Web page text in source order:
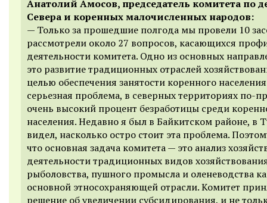
Анатолий Амосов, председатель комитета по
Севера и коренных малочисленных народов:
— Только за прошедшие полгода мы провели 10
рассмотрели около 27 вопросов, касающихся
деятельности комитета. Одно из основных
это развитие традиционных отраслей
целью обеспечения занятости коренного
серьезная проблема, в северных территориях по-
очень высокий процент безработицы среди
населения. Недавно я был в Байкитском районе, в
видел, насколько остро стоит эта проблема.
что основная задача комитета — это анализ
деятельности традиционных видов
рыболовства, пушного промысла и оленеводства
основной этносохраняющей отрасли. Комитет
решение об увеличении субсидирования, и не